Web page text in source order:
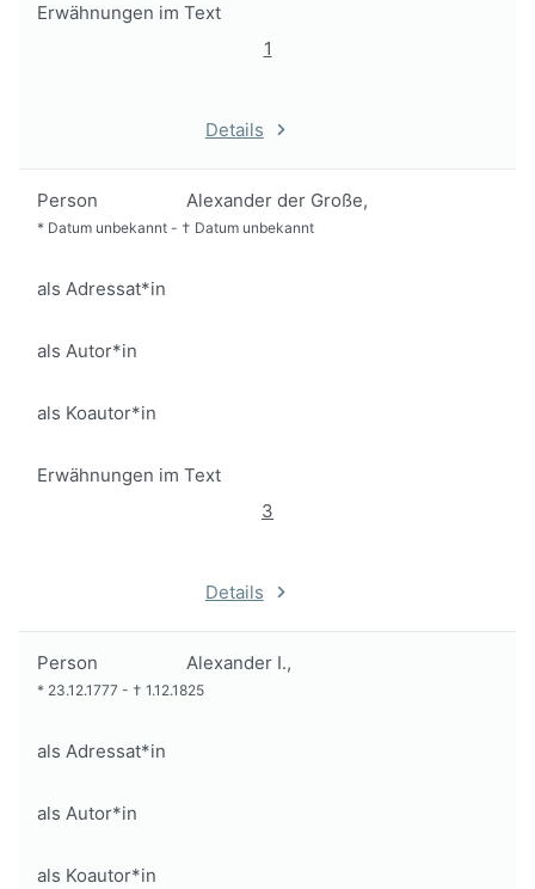
Erwähnungen im Text
1
Details
Person Alexander der Große,
* Datum unbekannt - † Datum unbekannt
als Adressat*in
als Autor*in
als Koautor*in
Erwähnungen im Text
3
Details
Person Alexander I.,
* 23.12.1777 - † 1.12.1825
als Adressat*in
als Autor*in
als Koautor*in